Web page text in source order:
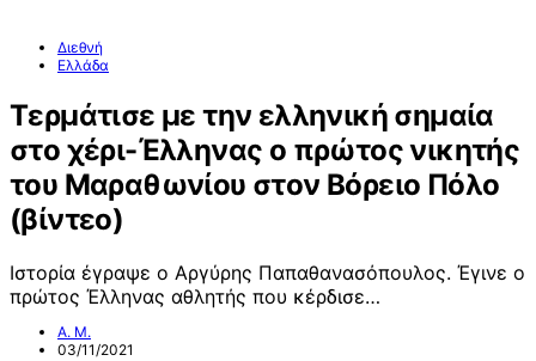
Διεθνή
Ελλάδα
Τερμάτισε με την ελληνική σημαία
στο χέρι-Έλληνας ο πρώτος νικητής
του Μαραθωνίου στον Βόρειο Πόλο
(βίντεο)
Ιστορία έγραψε ο Αργύρης Παπαθανασόπουλος. Έγινε ο
πρώτος Έλληνας αθλητής που κέρδισε…
Α. Μ.
03/11/2021